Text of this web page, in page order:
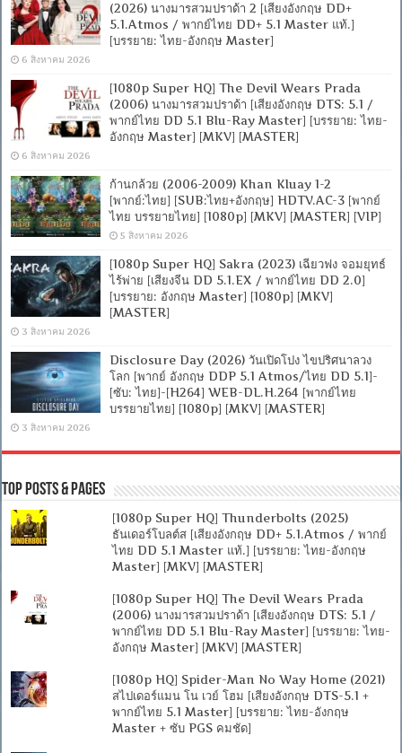
(2026) นางมารสวมปราด้า 2 [เสียงอังกฤษ DD+
5.1.Atmos / พากย์ไทย DD+ 5.1 Master แท้.]
[บรรยาย: ไทย-อังกฤษ Master]
6 สิงหาคม 2026
[1080p Super HQ] The Devil Wears Prada
(2006) นางมารสวมปราด้า [เสียงอังกฤษ DTS: 5.1 /
พากย์ไทย DD 5.1 Blu-Ray Master] [บรรยาย: ไทย-
อังกฤษ Master] [MKV] [MASTER]
6 สิงหาคม 2026
ก้านกล้วย (2006-2009) Khan Kluay 1-2
[พากย์:ไทย] [SUB:ไทย+อังกฤษ] HDTV.AC-3 [พากย์
ไทย บรรยายไทย] [1080p] [MKV] [MASTER] [VIP]
5 สิงหาคม 2026
[1080p Super HQ] Sakra (2023) เฉียวฟง จอมยุทธ์
ไร้พ่าย [เสียงจีน DD 5.1.EX / พากย์ไทย DD 2.0]
[บรรยาย: อังกฤษ Master] [1080p] [MKV]
[MASTER]
3 สิงหาคม 2026
Disclosure Day (2026) วันเปิดโปง ไขปริศนาลวง
โลก [พากย์ อังกฤษ DDP 5.1 Atmos/ไทย DD 5.1]-
[ซับ: ไทย]-[H264] WEB-DL.H.264 [พากย์ไทย
บรรยายไทย] [1080p] [MKV] [MASTER]
3 สิงหาคม 2026
Top Posts & Pages
[1080p Super HQ] Thunderbolts (2025)
ธันเดอร์โบลต์ส [เสียงอังกฤษ DD+ 5.1.Atmos / พากย์
ไทย DD 5.1 Master แท้.] [บรรยาย: ไทย-อังกฤษ
Master] [MKV] [MASTER]
[1080p Super HQ] The Devil Wears Prada
(2006) นางมารสวมปราด้า [เสียงอังกฤษ DTS: 5.1 /
พากย์ไทย DD 5.1 Blu-Ray Master] [บรรยาย: ไทย-
อังกฤษ Master] [MKV] [MASTER]
[1080p HQ] Spider-Man No Way Home (2021)
สไปเดอร์แมน โน เวย์ โฮม [เสียงอังกฤษ DTS-5.1 +
พากย์ไทย 5.1 Master] [บรรยาย: ไทย-อังกฤษ
Master + ซับ PGS คมชัด]